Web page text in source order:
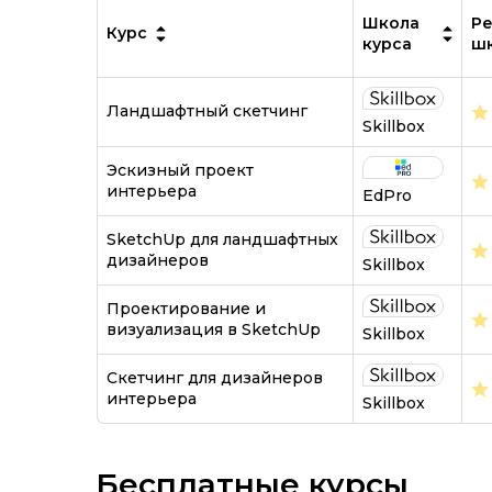
Курс
Школа
курса
Ландшафтный скетчинг
Skillbox
Эскизный проект
интерьера
EdPro
SketchUp для ландшафтных
дизайнеров
Skillbox
Проектирование и
визуализация в SketchUp
Skillbox
Скетчинг для дизайнеров
интерьера
Skillbox
Бесплатные курсы